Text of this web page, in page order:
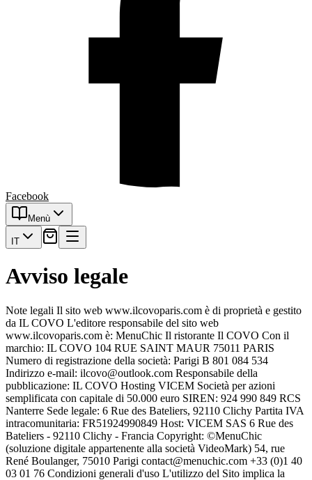
Facebook
Menù
IT
Avviso legale
Note legali Il sito web www.ilcovoparis.com è di proprietà e gestito
da IL COVO L'editore responsabile del sito web
www.ilcovoparis.com è: MenuChic Il ristorante Il COVO Con il
marchio: IL COVO 104 RUE SAINT MAUR 75011 PARIS
Numero di registrazione della società: Parigi B 801 084 534
Indirizzo e-mail: ilcovo@outlook.com Responsabile della
pubblicazione: IL COVO Hosting VICEM Società per azioni
semplificata con capitale di 50.000 euro SIREN: 924 990 849 RCS
Nanterre Sede legale: 6 Rue des Bateliers, 92110 Clichy Partita IVA
intracomunitaria: FR51924990849 Host: VICEM SAS 6 Rue des
Bateliers - 92110 Clichy - Francia Copyright: ©MenuChic
(soluzione digitale appartenente alla società VideoMark) 54, rue
René Boulanger, 75010 Parigi contact@menuchic.com +33 (0)1 40
03 01 76 Condizioni generali d'uso L'utilizzo del Sito implica la